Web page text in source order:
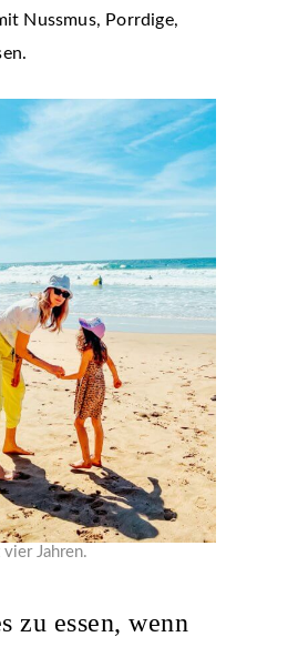
Nussmus, Porrdige,
Jahren.
zu essen, wenn